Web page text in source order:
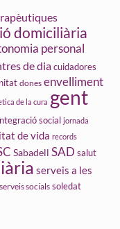
domiciliària
personal
de diacuidadores
dones envelliment
de la cura gent
social jornada
de vida records
Sabadell SAD salut
serveis a les
serveis socials soledat